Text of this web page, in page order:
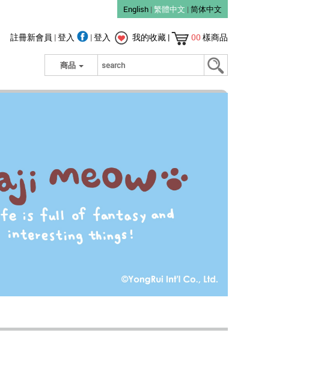
English | 繁體中文 | 简体中文
註冊新會員 |登入 |登入 我的收藏 | 00 樣商品
商品